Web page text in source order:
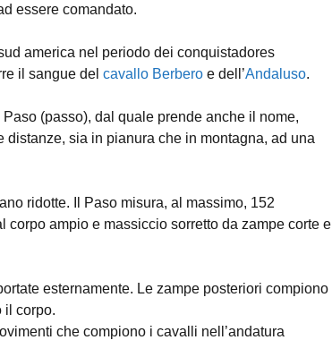
essere comandato.
america nel periodo dei conquistadores
il sangue del cavallo Berbero e dell’Andaluso.
(passo), dal quale prende anche il nome,
sia in pianura che in montagna, ad una
ridotte. Il Paso misura, al massimo, 152
corpo ampio e massiccio sorretto da zampe corte e
esternamente. Le zampe posteriori compiono
il corpo.
che compiono i cavalli nell’andatura